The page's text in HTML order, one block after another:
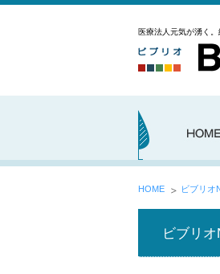
医療法人元気が湧く
HOME ビブリオ
ビブリ